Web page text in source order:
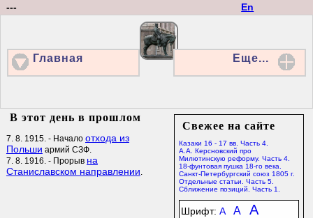
En
---
Главная Еще...
Свежее на сайте
Казаки 16 - 17 вв. Часть 4.
А.А. Керсновский про
Милютинскую реформу. Часть 4.
18-фунтовая пушка 18-го века.
Санкт-Петербургский союз 1805 г.
Отдельные статьи. Часть 5.
Сближение позиций. Часть 1.
Шрифт: A A A
В этот день в прошлом
7. 8. 1915. - Начало отхода из
Польши армий СЗФ.
7. 8. 1916. - Прорыв на
Станиславском направлении.